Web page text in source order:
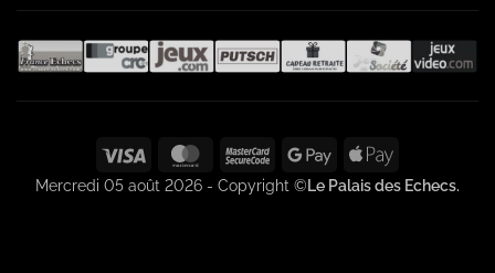
Visa MasterCardMasterCard
2
Google
Pay
Apple
Pay
Mercredi 05 août 2026 - Copyright ©Le Palais des Echecs.